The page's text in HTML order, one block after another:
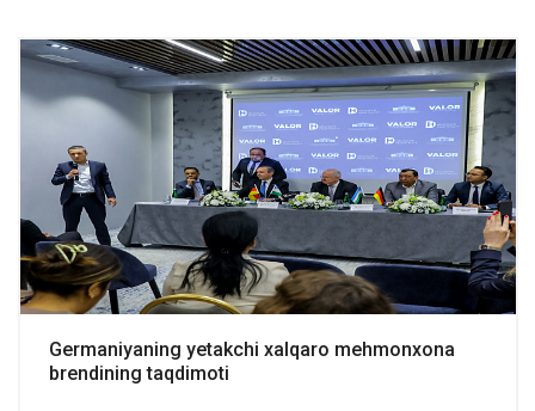
Germaniyaning yetakchi xalqaro mehmonxona
brendining taqdimoti